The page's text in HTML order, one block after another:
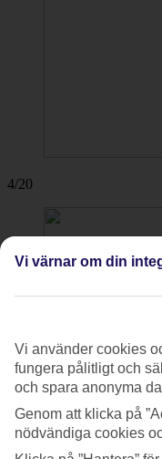
4/20
Vi värnar om din
Vi använder cookies
fungera pålitligt och
och spara anonyma
Genom att klicka på
nödvändiga cookies